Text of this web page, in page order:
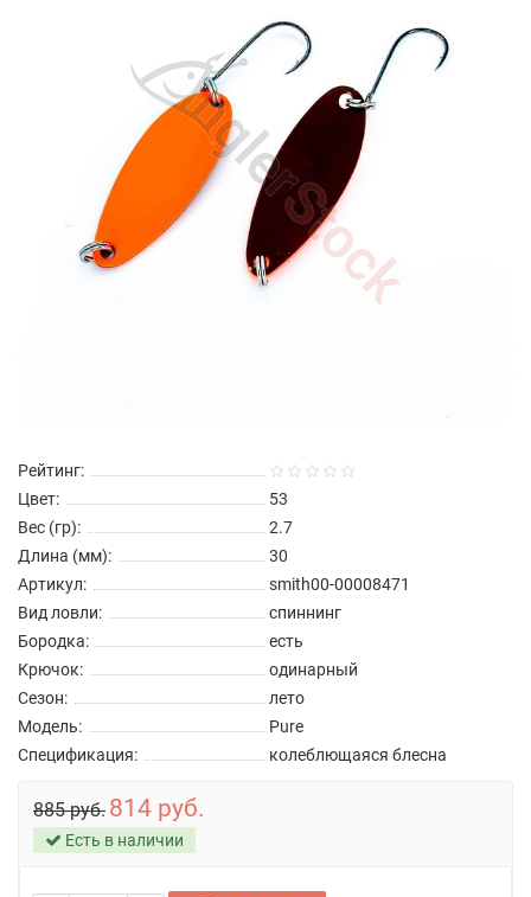
Рейтинг:
Цвет:
53
Вес (гр):
2.7
Длина (мм):
30
Артикул:
smith00-00008471
Вид ловли:
спиннинг
Бородка:
есть
Крючок:
одинарный
Сезон:
лето
Модель:
Pure
Спецификация:
колеблющаяся блесна
885 руб. 814 руб.
Есть в наличии